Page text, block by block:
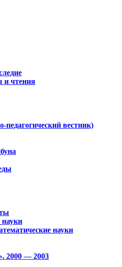
и чтения
вестник)
науки
2000 — 2003